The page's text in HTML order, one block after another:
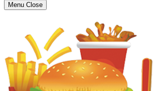
Menu Close